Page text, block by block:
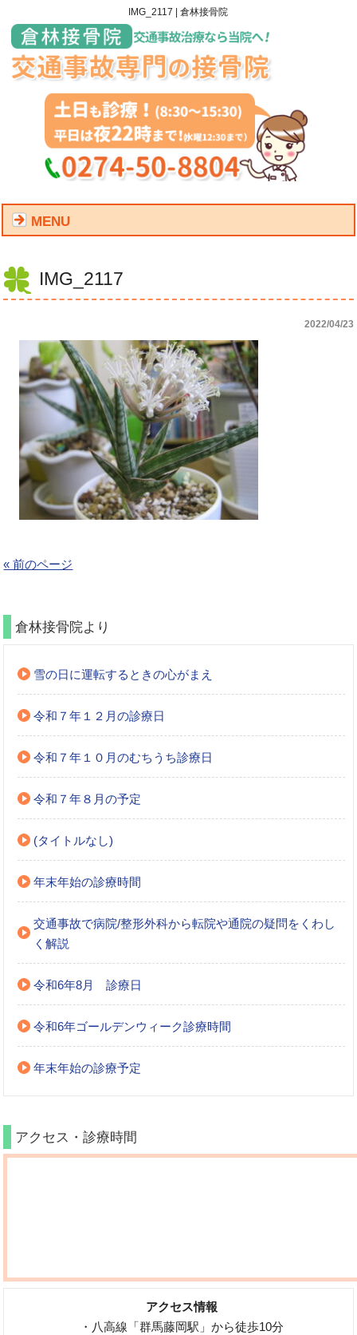
IMG_2117 | 倉林接骨院
MENU
IMG_2117
2022/04/23
« 前のページ
倉林接骨院より
雪の日に運転するときの心がまえ
令和７年１２月の診療日
令和７年１０月のむちうち診療日
令和７年８月の予定
(タイトルなし)
年末年始の診療時間
交通事故で病院/整形外科から転院や通院の疑問をくわし
く解説
令和6年8月 診療日
令和6年ゴールデンウィーク診療時間
年末年始の診療予定
アクセス・診療時間
アクセス情報
・八高線「群馬藤岡駅」から徒歩10分